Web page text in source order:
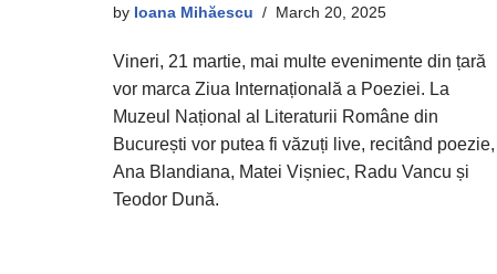
by Ioana Mihăescu March 20, 2025
Vineri, 21 martie, mai multe evenimente din țară
vor marca Ziua Internațională a Poeziei. La
Muzeul Național al Literaturii Române din
București vor putea fi văzuți live, recitând poezie,
Ana Blandiana, Matei Vișniec, Radu Vancu și
Teodor Dună.